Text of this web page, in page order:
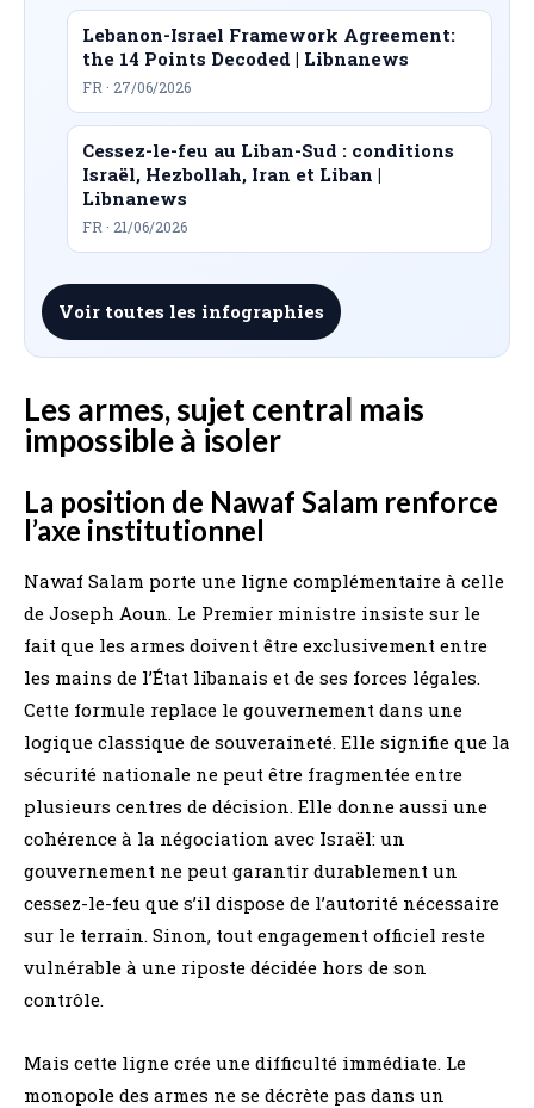
Lebanon-Israel Framework Agreement:
the 14 Points Decoded | Libnanews
FR · 27/06/2026
Cessez-le-feu au Liban-Sud : conditions
Israël, Hezbollah, Iran et Liban |
Libnanews
FR · 21/06/2026
Voir toutes les infographies
Les armes, sujet central mais
impossible à isoler
La position de Nawaf Salam renforce
l’axe institutionnel
Nawaf Salam porte une ligne complémentaire à celle
de Joseph Aoun. Le Premier ministre insiste sur le
fait que les armes doivent être exclusivement entre
les mains de l’État libanais et de ses forces légales.
Cette formule replace le gouvernement dans une
logique classique de souveraineté. Elle signifie que la
sécurité nationale ne peut être fragmentée entre
plusieurs centres de décision. Elle donne aussi une
cohérence à la négociation avec Israël: un
gouvernement ne peut garantir durablement un
cessez-le-feu que s’il dispose de l’autorité nécessaire
sur le terrain. Sinon, tout engagement officiel reste
vulnérable à une riposte décidée hors de son
contrôle.
Mais cette ligne crée une difficulté immédiate. Le
monopole des armes ne se décrète pas dans un